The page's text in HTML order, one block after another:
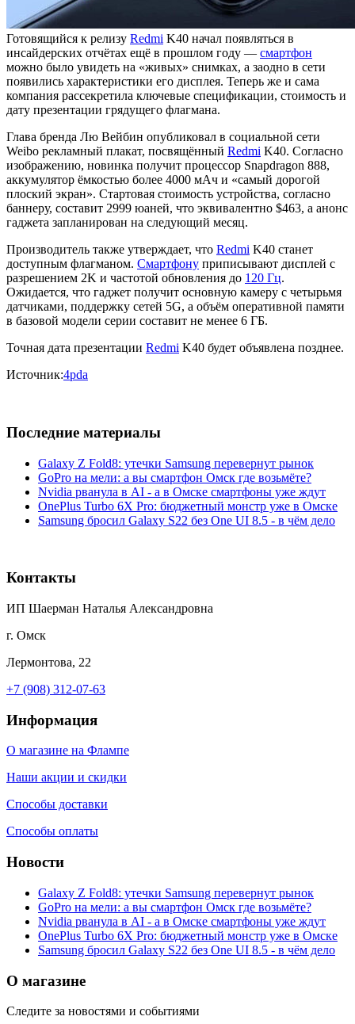
Готовящийся к релизу Redmi K40 начал появляться в
инсайдерских отчётах ещё в прошлом году — смартфон
можно было увидеть на «живых» снимках, а заодно в сети
появились характеристики его дисплея. Теперь же и сама
компания рассекретила ключевые спецификации, стоимость и
дату презентации грядущего флагмана.
Глава бренда Лю Вейбин опубликовал в социальной сети
Weibo рекламный плакат, посвящённый Redmi K40. Согласно
изображению, новинка получит процессор Snapdragon 888,
аккумулятор ёмкостью более 4000 мАч и «самый дорогой
плоский экран». Стартовая стоимость устройства, согласно
баннеру, составит 2999 юаней, что эквивалентно $463, а анонс
гаджета запланирован на следующий месяц.
Производитель также утверждает, что Redmi K40 станет
доступным флагманом. Смартфону приписывают дисплей с
разрешением 2K и частотой обновления до 120 Гц.
Ожидается, что гаджет получит основную камеру с четырьмя
датчиками, поддержку сетей 5G, а объём оперативной памяти
в базовой модели серии составит не менее 6 ГБ.
Точная дата презентации Redmi K40 будет объявлена позднее.
Источник:4pda
Последние материалы
Galaxy Z Fold8: утечки Samsung перевернут рынок
GoPro на мели: а вы смартфон Омск где возьмёте?
Nvidia рванула в AI - а в Омске смартфоны уже ждут
OnePlus Turbo 6X Pro: бюджетный монстр уже в Омске
Samsung бросил Galaxy S22 без One UI 8.5 - в чём дело
Контакты
ИП Шаерман Наталья Александровна
г. Омск
Лермонтова, 22
+7 (908) 312-07-63
Информация
О магазине на Флампе
Наши акции и скидки
Способы доставки
Способы оплаты
Новости
Galaxy Z Fold8: утечки Samsung перевернут рынок
GoPro на мели: а вы смартфон Омск где возьмёте?
Nvidia рванула в AI - а в Омске смартфоны уже ждут
OnePlus Turbo 6X Pro: бюджетный монстр уже в Омске
Samsung бросил Galaxy S22 без One UI 8.5 - в чём дело
О магазине
Следите за новостями и событиями